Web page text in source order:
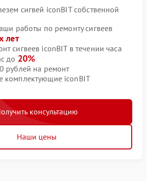
сигвей iconBIT собственной
работы по ремонту сигвеев
лет
сигвеев iconBIT в течении часа
до 20%
рублей на ремонт
комплектующие iconBIT
консультацию
Наши цены